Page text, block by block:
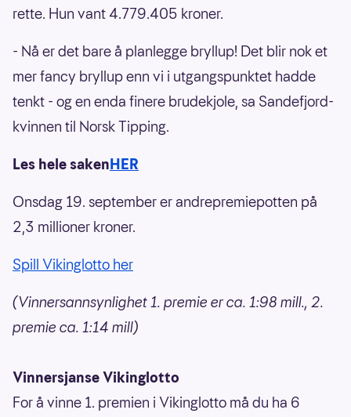
rette. Hun vant 4.779.405 kroner.
- Nå er det bare å planlegge bryllup! Det blir nok et
mer fancy bryllup enn vi i utgangspunktet hadde
tenkt - og en enda finere brudekjole, sa Sandefjord-
kvinnen til Norsk Tipping.
Les hele sakenHER
Onsdag 19. september er andrepremiepotten på
2,3 millioner kroner.
Spill Vikinglotto her
(Vinnersannsynlighet 1. premie er ca. 1:98 mill., 2.
premie ca. 1:14 mill)
Vinnersjanse Vikinglotto
For å vinne 1. premien i Vikinglotto må du ha 6